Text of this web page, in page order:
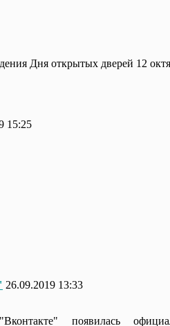
Дня открытых дверей 12
15:25
26.09.2019 13:33
появилась